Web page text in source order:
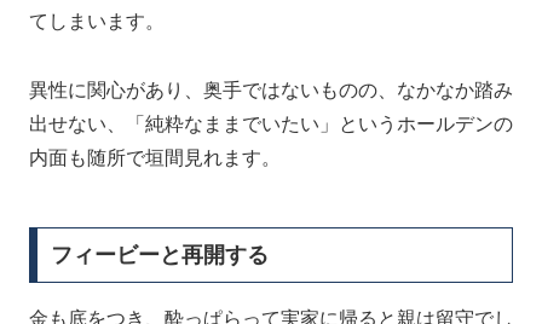
てしまいます。
異性に関心があり、奥手ではないものの、なかなか踏み
出せない、「純粋なままでいたい」というホールデンの
内面も随所で垣間見れます。
フィービーと再開する
金も底をつき、酔っぱらって実家に帰ると親は留守でし